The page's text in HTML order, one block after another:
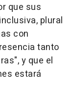
que sus
plural
con
tanto
y que el
estará